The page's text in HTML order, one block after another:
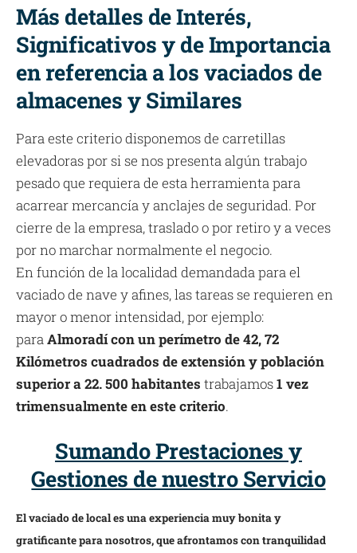
Más detalles de Interés,
Significativos y de Importancia
en referencia a los vaciados de
almacenes y Similares
Para este criterio disponemos de carretillas
elevadoras por si se nos presenta algún trabajo
pesado que requiera de esta herramienta para
acarrear mercancía y anclajes de seguridad. Por
cierre de la empresa, traslado o por retiro y a veces
por no marchar normalmente el negocio.
En función de la localidad demandada para el
vaciado de nave y afines, las tareas se requieren en
mayor o menor intensidad, por ejemplo:
paraAlmoradí con un perímetro de 42, 72
Kilómetros cuadrados de extensión y población
superior a 22. 500 habitantes trabajamos1 vez
trimensualmente en este criterio.
Sumando Prestaciones y
Gestiones de nuestro Servicio
El vaciado de local es una experiencia muy bonita y
gratificante para nosotros, que afrontamos con tranquilidad